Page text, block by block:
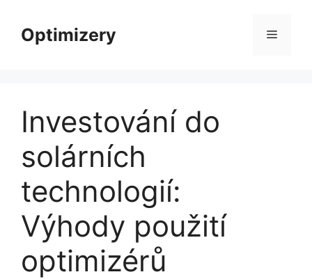
obsahOptimizery Menu
Investování do
solárních
technologií:
Výhody použití
optimizérů